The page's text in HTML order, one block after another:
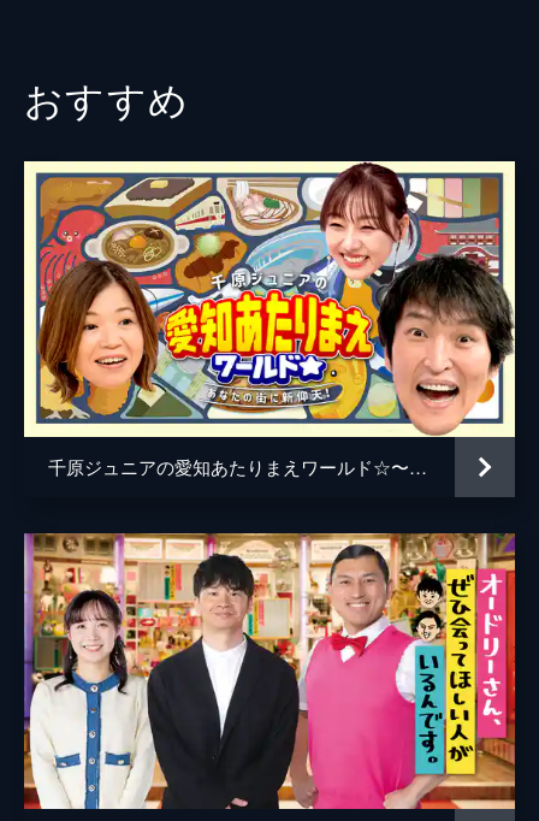
ティーブ・ジョブズ”がスタジオに...。
48分
いもんの裏側
ネタが毎日北海道から空輸されているすし、
行列ラーメン、帯広名物・豚丼、スープカレ
ー、ソフトクリームに餃子まで、北海道に行
かずとも、関西で食べられる北海道のうまい
もんを紹介。ゲストは武田真治ほか。
48分
#760 なにわのベタなもの検定～くら寿司
＆串かつだるま編～
大阪・関西万博にも出店の「くら寿司」
っていて当然!?間違えると恥ずかしい!?大阪
48分
#761 15周年特別企画！広島グルメ＆宮島
ぶらり参拝ロケSP
番組15周年を記念して、世界遺産・厳島神社
にぶらりと立ち寄り参拝。さらに、広島観光
地を巡り、お好み焼き・サクとろスウィー
ツ・かきなど広島グルメを食べ尽くす。ゲス
トは武田真治、磯山さやか。
48分
#762 阪神タイガース優勝でさらに盛り上
おすすめ
千原ジュニアの愛知あたりまえワールド☆〜あなたの街に新仰天!〜